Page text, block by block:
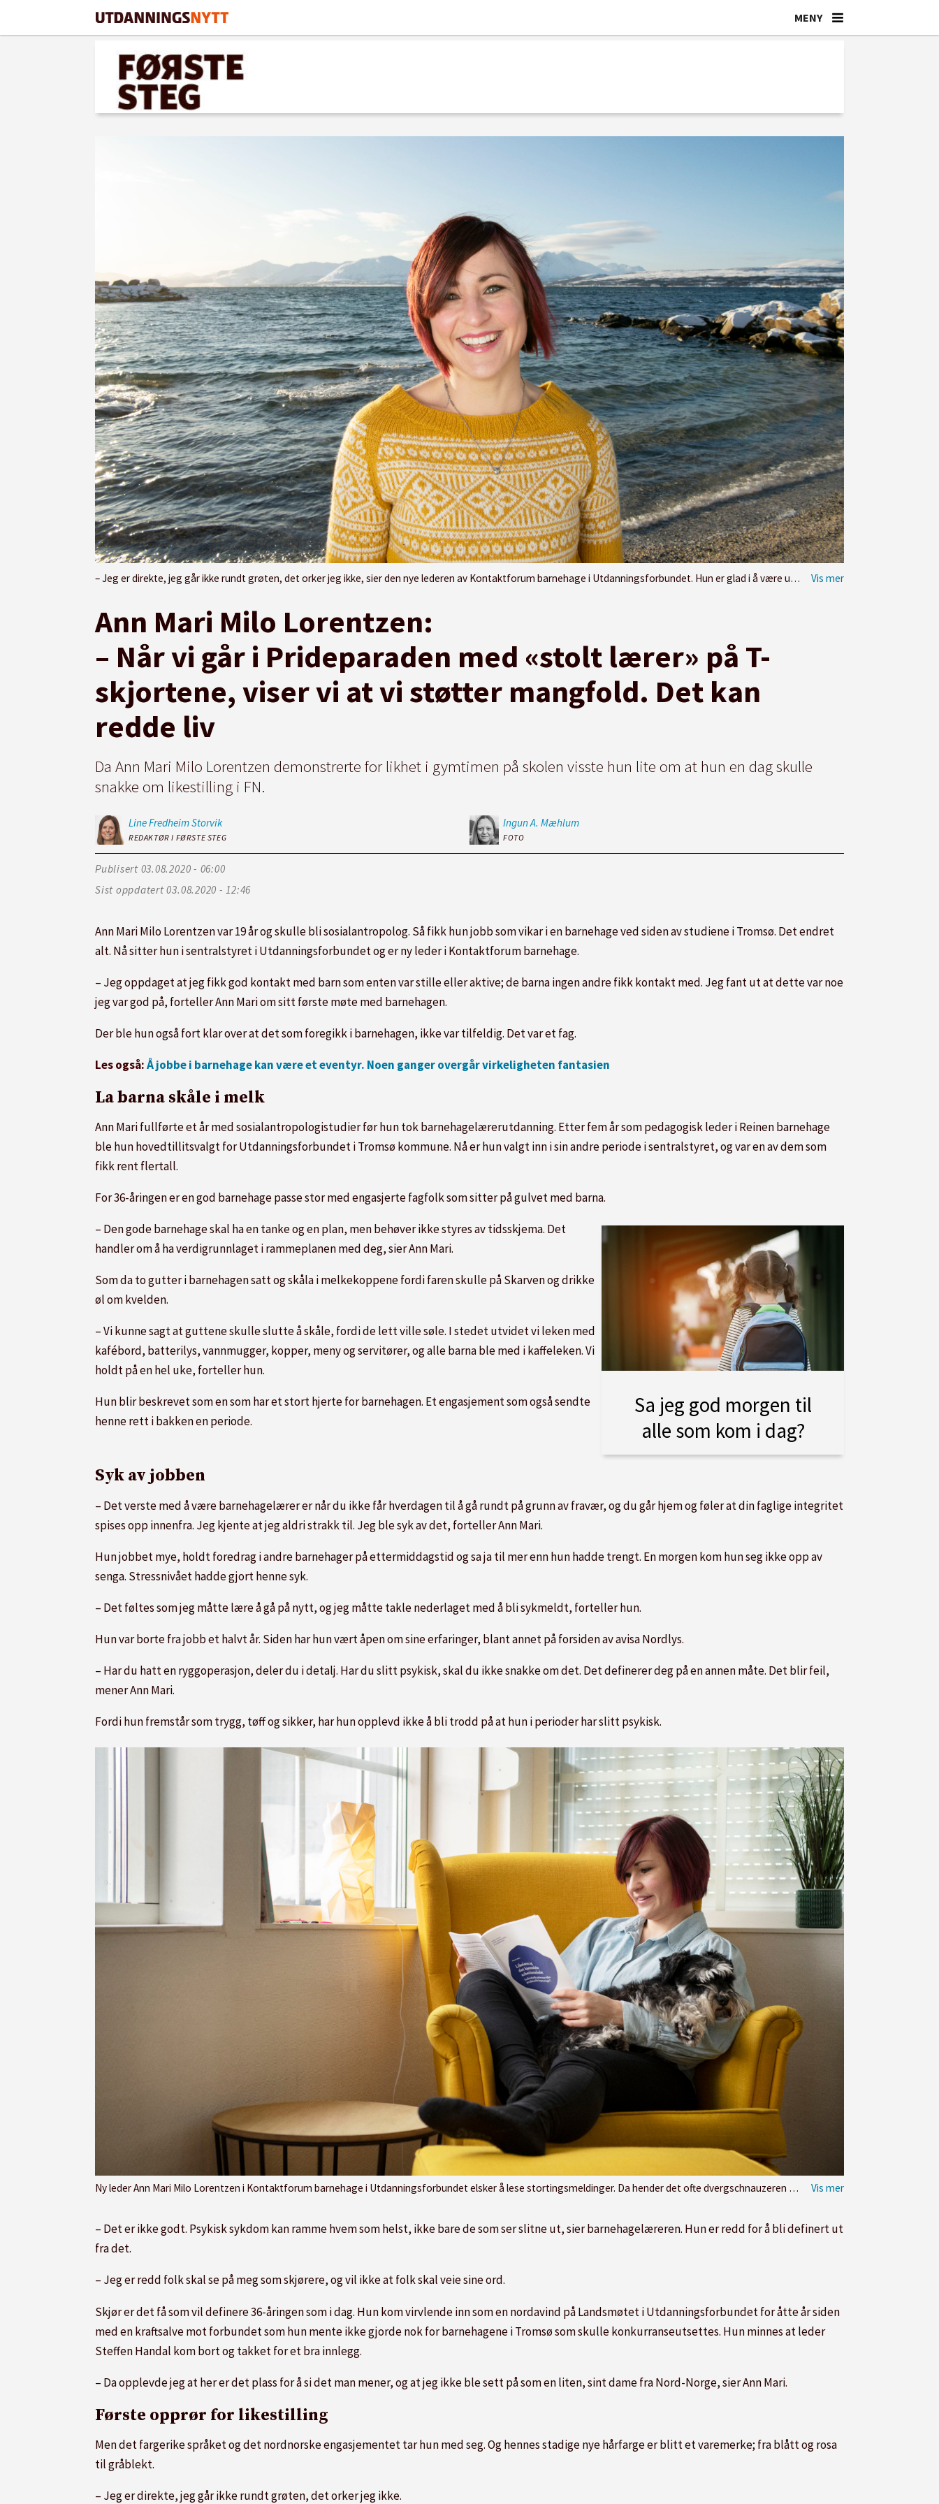
– Jeg er direkte, jeg går ikke rundt grøten, det orker jeg ikke, sier den nye lederen av Kontaktforum barnehage i Utdanningsforbundet. Hun er glad i å være ute hjemme i Tromsø.
Ann Mari Milo Lorentzen:
– Når vi går i Prideparaden med «stolt lærer» på T-
skjortene, viser vi at vi støtter mangfold. Det kan
redde liv
Da Ann Mari Milo Lorentzen demonstrerte for likhet i gymtimen på skolen visste hun lite om at hun en dag skulle
snakke om likestilling i FN.
Line FredheimStorvik
REDAKTØR I FØRSTE STEG
Ingun A. Mæhlum
FOTO
Publisert
03.08.2020 - 06:00
Sist oppdatert
03.08.2020 - 12:46
Ann Mari Milo Lorentzen var 19 år og skulle bli sosialantropolog. Så fikk hun jobb som vikar i en barnehage ved siden av studiene i Tromsø. Det endret
alt. Nå sitter hun i sentralstyret i Utdanningsforbundet og er ny leder i Kontaktforum barnehage.
– Jeg oppdaget at jeg fikk god kontakt med barn som enten var stille eller aktive; de barna ingen andre fikk kontakt med. Jeg fant ut at dette var noe
jeg var god på, forteller Ann Mari om sitt første møte med barnehagen.
Der ble hun også fort klar over at det som foregikk i barnehagen, ikke var tilfeldig. Det var et fag.
Les også:Å jobbe i barnehage kan være et eventyr. Noen ganger overgår virkeligheten fantasien
La barna skåle i melk
Ann Mari fullførte et år med sosialantropologistudier før hun tok barnehagelærerutdanning. Etter fem år som pedagogisk leder i Reinen barnehage
ble hun hovedtillitsvalgt for Utdanningsforbundet i Tromsø kommune. Nå er hun valgt inn i sin andre periode i sentralstyret, og var en av dem som
fikk rent flertall.
For 36-åringen er en god barnehage passe stor med engasjerte fagfolk som sitter på gulvet med barna.
Sa jeg god morgen til
alle som kom i dag?
– Den gode barnehage skal ha en tanke og en plan, men behøver ikke styres av tidsskjema. Det
handler om å ha verdigrunnlaget i rammeplanen med deg, sier Ann Mari.
Som da to gutter i barnehagen satt og skåla i melkekoppene fordi faren skulle på Skarven og drikke
øl om kvelden.
– Vi kunne sagt at guttene skulle slutte å skåle, fordi de lett ville søle. I stedet utvidet vi leken med
kafébord, batterilys, vannmugger, kopper, meny og servitører, og alle barna ble med i kaffeleken. Vi
holdt på en hel uke, forteller hun.
Hun blir beskrevet som en som har et stort hjerte for barnehagen. Et engasjement som også sendte
henne rett i bakken en periode.
Syk av jobben
– Det verste med å være barnehagelærer er når du ikke får hverdagen til å gå rundt på grunn av fravær, og du går hjem og føler at din faglige integritet
spises opp innenfra. Jeg kjente at jeg aldri strakk til. Jeg ble syk av det, forteller Ann Mari.
Hun jobbet mye, holdt foredrag i andre barnehager på ettermiddagstid og sa ja til mer enn hun hadde trengt. En morgen kom hun seg ikke opp av
senga. Stressnivået hadde gjort henne syk.
– Det føltes som jeg måtte lære å gå på nytt, og jeg måtte takle nederlaget med å bli sykmeldt, forteller hun.
Hun var borte fra jobb et halvt år. Siden har hun vært åpen om sine erfaringer, blant annet på forsiden av avisa Nordlys.
– Har du hatt en ryggoperasjon, deler du i detalj. Har du slitt psykisk, skal du ikke snakke om det. Det definerer deg på en annen måte. Det blir feil,
mener Ann Mari.
Fordi hun fremstår som trygg, tøff og sikker, har hun opplevd ikke å bli trodd på at hun i perioder har slitt psykisk.
Ny leder Ann Mari Milo Lorentzen i Kontaktforum barnehage i Utdanningsforbundet elsker å lese stortingsmeldinger. Da hender det ofte dvergschnauzeren hennes, Akilles, ligger i armkroken.
– Det er ikke godt. Psykisk sykdom kan ramme hvem som helst, ikke bare de som ser slitne ut, sier barnehagelæreren. Hun er redd for å bli definert ut
fra det.
– Jeg er redd folk skal se på meg som skjørere, og vil ikke at folk skal veie sine ord.
Skjør er det få som vil definere 36-åringen som i dag. Hun kom virvlende inn som en nordavind på Landsmøtet i Utdanningsforbundet for åtte år siden
med en kraftsalve mot forbundet som hun mente ikke gjorde nok for barnehagene i Tromsø som skulle konkurranseutsettes. Hun minnes at leder
Steffen Handal kom bort og takket for et bra innlegg.
– Da opplevde jeg at her er det plass for å si det man mener, og at jeg ikke ble sett på som en liten, sint dame fra Nord-Norge, sier Ann Mari.
Første opprør for likestilling
Men det fargerike språket og det nordnorske engasjementet tar hun med seg. Og hennes stadige nye hårfarge er blitt et varemerke; fra blått og rosa
til gråblekt.
– Jeg er direkte, jeg går ikke rundt grøten, det orker jeg ikke.